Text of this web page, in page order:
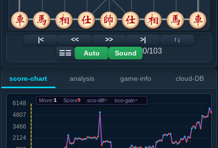
红+1127
.....车８进２
红+2436
砲５进４
12. 兵七进一
红+1549
马六进四
红+1490
13. 马六进四
红+1572
红+2034
.....象３进５
红+2109
15. 炮七进二
红+2040
.....马３退４
红+1964
16. 炮七平八
红+2029
|< << >> >|
↑↓
☰☰
Auto Sound 0/103
score-chart analysis game-info cloud-DB
Move:1 Score9 sco-diff- sco-gain-